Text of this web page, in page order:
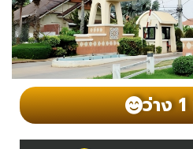
ว่าง